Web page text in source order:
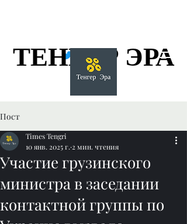
ТЕНГЕР ЭРА
ТЕНГЕР ЭРА
Пост
Участие грузинского
министра в заседании
контактной группы по
Times Tengri
10 янв. 2025 г. 2 мин. чтения